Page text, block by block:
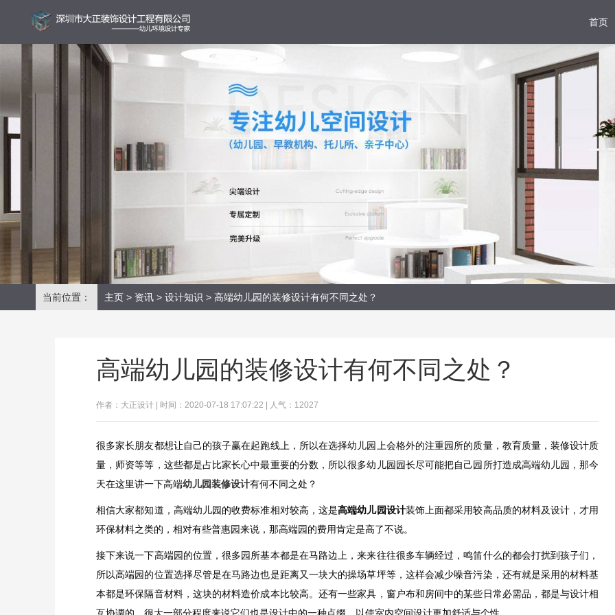
首页
当前位置： 主页 > 资讯 > 设计知识 > ​高端幼儿园的装修设计有何不同之处？
​高端幼儿园的装修设计有何不同之处？
作者：大正设计 | 时间：2020-07-18 17:07:22 | 人气：12027
很多家长朋友都想让自己的孩子赢在起跑线上，所以在选择幼儿园上会格外的注重园所的质量，教育质量，装修设计质
量，师资等等，这些都是占比家长心中最重要的分数，所以很多幼儿园园长尽可能把自己园所打造成高端幼儿园，那今
天在这里讲一下高端幼儿园装修设计有何不同之处？
相信大家都知道，高端幼儿园的收费标准相对较高，这是高端幼儿园设计装饰上面都采用较高品质的材料及设计，才用
环保材料之类的，相对有些普惠园来说，那高端园的费用肯定是高了不说。
接下来说一下高端园的位置，很多园所基本都是在马路边上，来来往往很多车辆经过，鸣笛什么的都会打扰到孩子们，
所以高端园的位置选择尽管是在马路边也是距离又一块大的操场草坪等，这样会减少噪音污染，还有就是采用的材料基
本都是环保隔音材料，这块的材料造价成本比较高。还有一些家具，窗户布和房间中的某些日常必需品，都是与设计相